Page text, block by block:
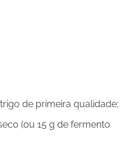
de primeira qualidade;
(ou 15 g de fermento